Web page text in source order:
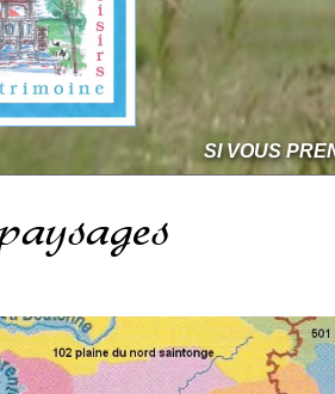
SI VOUS